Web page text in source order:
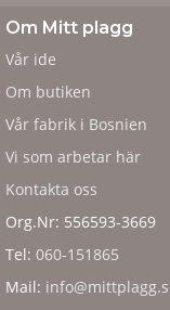
Om Mitt plagg
Vår ide
Om butiken
Vår fabrik i Bosnien
Vi som arbetar här
Kontakta oss
Org.Nr: 556593-3669
Tel: 060-151865
Mail: